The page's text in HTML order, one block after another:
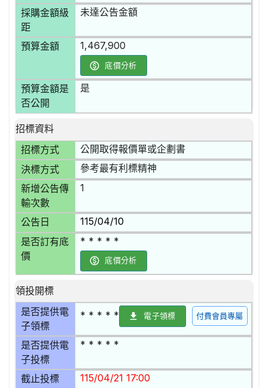
採購金額級
距
未達公告金額
預算金額 1,467,900
底價分析
預算金額是
否公開
是
招標資料
招標方式
公開取得報價單或企劃書
決標方式 參考最有利標精神
新增公告傳
輸次數
1
公告日 115/04/10
是否訂有底
價
* * * * *
底價分析
領投開標
是否提供電
子領標
* * * * * 電子領標 付費會員專屬
是否提供電
子投標
* * * * *
截止投標 115/04/21 17:00